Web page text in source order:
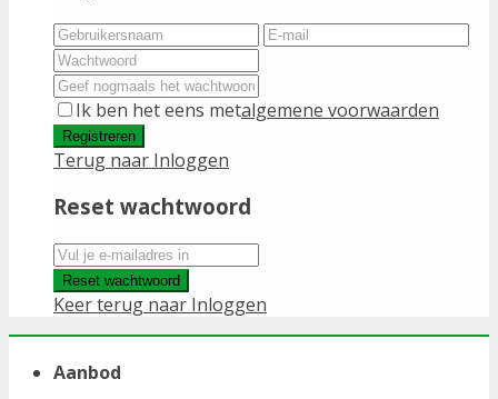
Ik ben het eens metalgemene voorwaarden
Registreren
Terug naar Inloggen
Reset wachtwoord
Reset wachtwoord
Keer terug naar Inloggen
Aanbod